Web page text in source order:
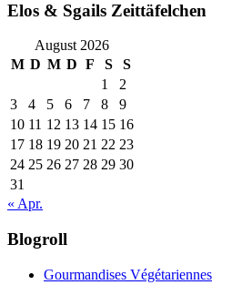
Elos & Sgails Zeittäfelchen
August 2026
M D M D F S
S
1
2
3
4 5 6 7 8
9
10 11 12 13 14 15 16
17 18 19 20 21 22 23
24 25 26 27 28 29 30
31
« Apr.
Blogroll
Gourmandises Végétariennes